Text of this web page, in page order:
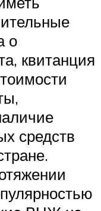
о
квитанция
средств